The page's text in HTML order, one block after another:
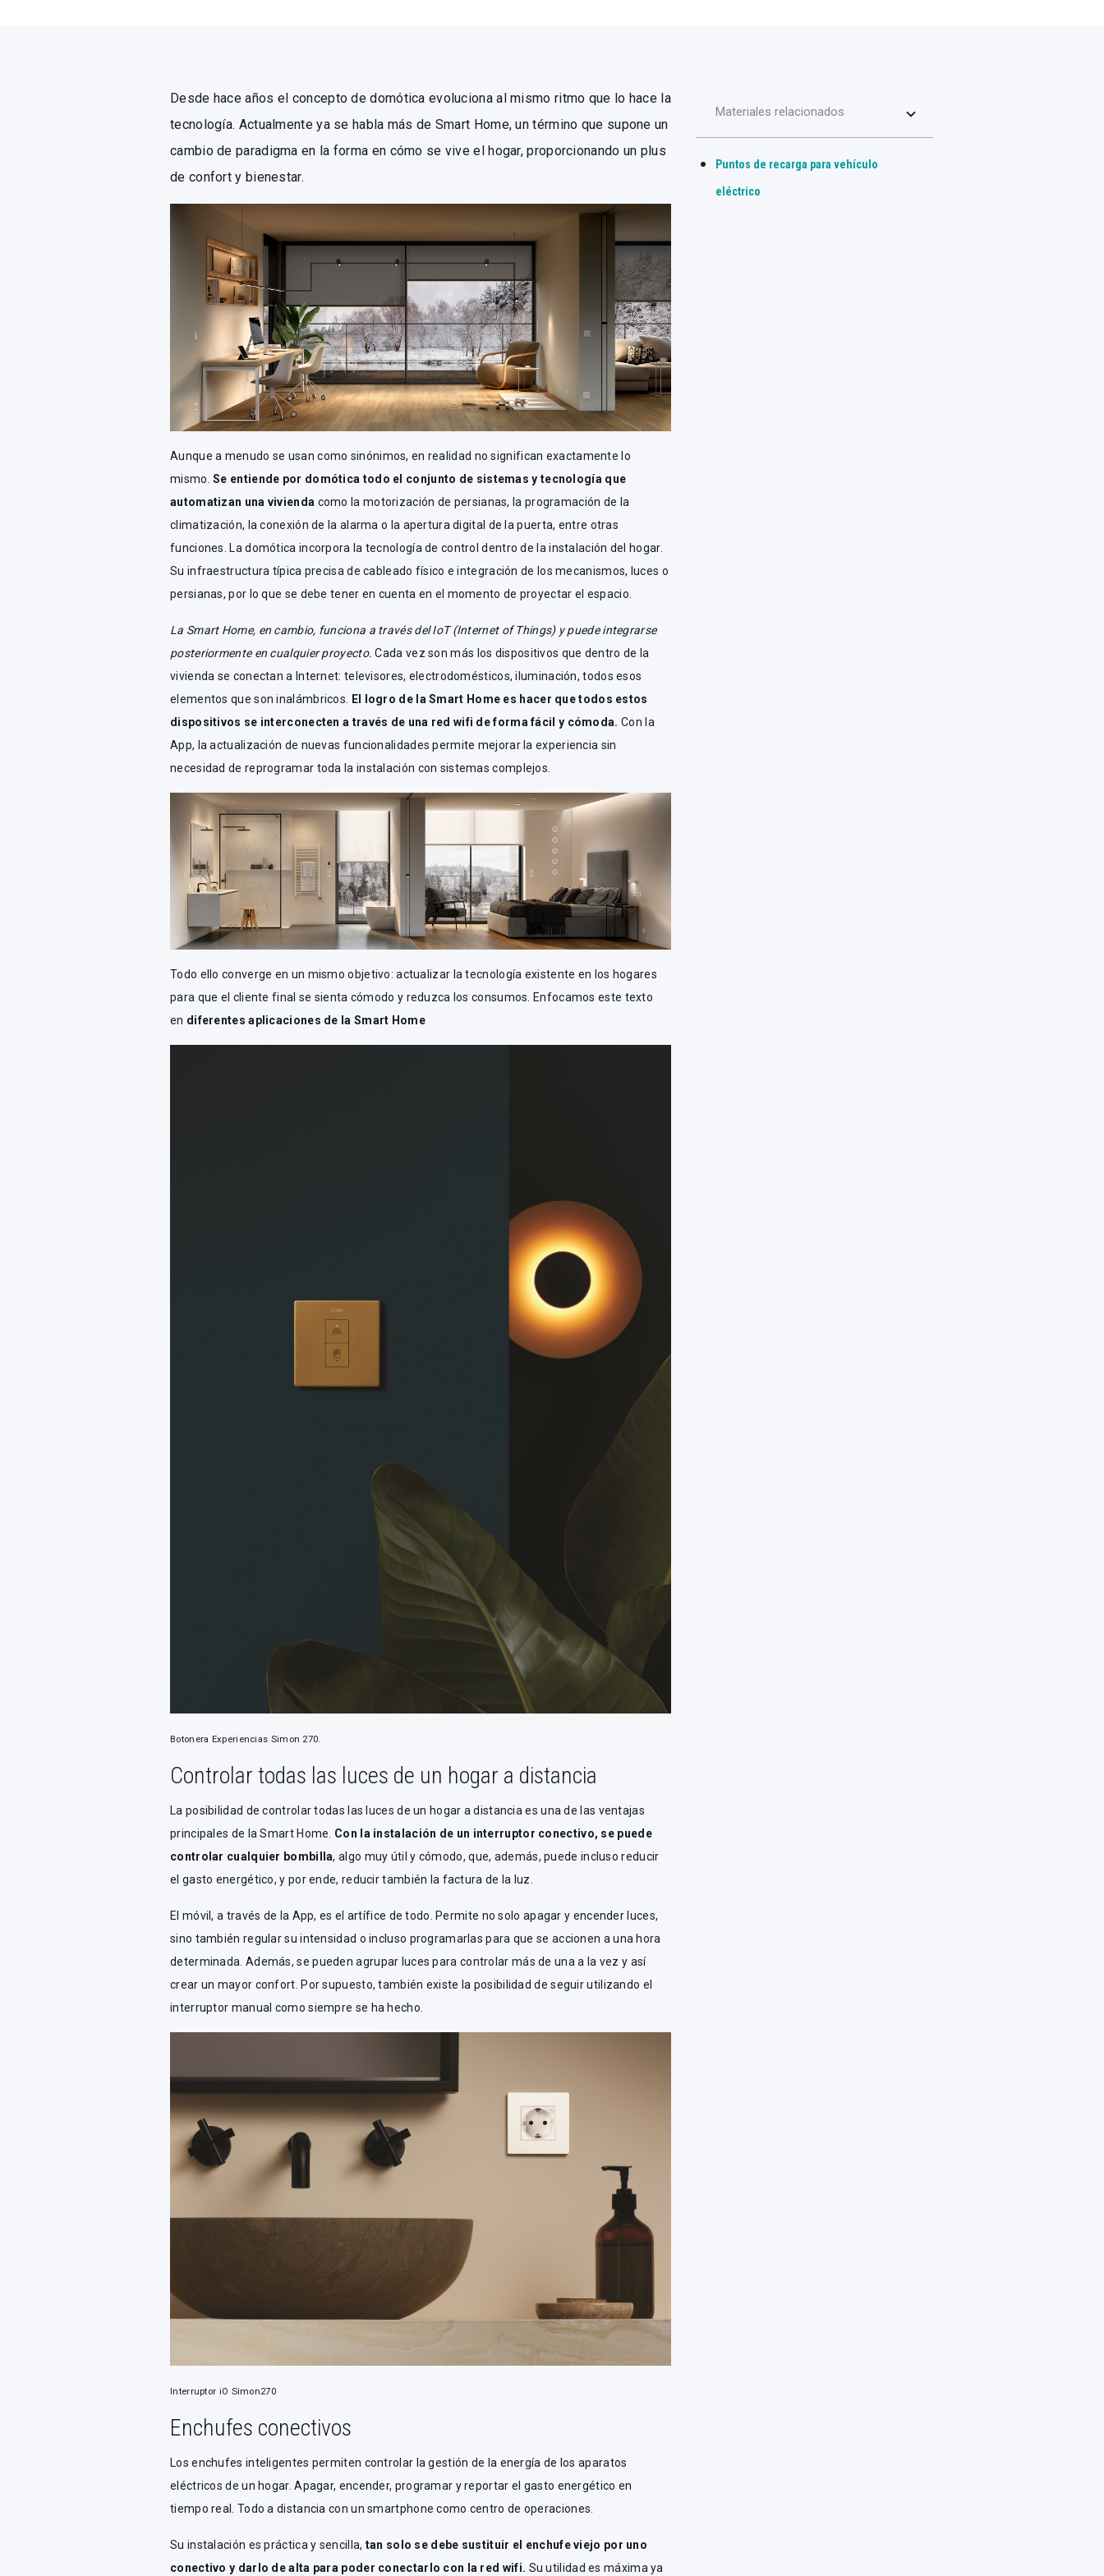
Desde hace años el concepto de domótica evoluciona al mismo ritmo que lo hace la
tecnología. Actualmente ya se habla más de Smart Home, un término que supone un
cambio de paradigma en la forma en cómo se vive el hogar, proporcionando un plus
de confort y bienestar.
Aunque a menudo se usan como sinónimos, en realidad no significan exactamente lo
mismo.Se entiende por domótica todo el conjunto de sistemas y tecnología que
automatizan una vivienda como la motorización de persianas, la programación de la
climatización, la conexión de la alarma o la apertura digital de la puerta, entre otras
funciones. La domótica incorpora la tecnología de control dentro de la instalación del hogar.
Su infraestructura típica precisa de cableado físico e integración de los mecanismos, luces o
persianas, por lo que se debe tener en cuenta en el momento de proyectar el espacio.
La Smart Home, en cambio, funciona a través del IoT (Internet of Things) y puede integrarse
posteriormente en cualquier proyecto. Cada vez son más los dispositivos que dentro de la
vivienda se conectan a Internet: televisores, electrodomésticos, iluminación, todos esos
elementos que son inalámbricos. El logro de la Smart Home es hacer que todos estos
dispositivos se interconecten a través de una red wifi de forma fácil y cómoda. Con la
App, la actualización de nuevas funcionalidades permite mejorar la experiencia sin
necesidad de reprogramar toda la instalación con sistemas complejos.
Todo ello converge en un mismo objetivo: actualizar la tecnología existente en los hogares
para que el cliente final se sienta cómodo y reduzca los consumos. Enfocamos este texto
en diferentes aplicaciones de la Smart Home
Botonera Experiencias Simon 270.
Controlar todas las luces de un hogar a distancia
La posibilidad de controlar todas las luces de un hogar a distancia es una de las ventajas
principales de la Smart Home. Con la instalación de un interruptor conectivo, se puede
controlar cualquier bombilla, algo muy útil y cómodo, que, además, puede incluso reducir
el gasto energético, y por ende, reducir también la factura de la luz.
El móvil, a través de la App, es el artífice de todo. Permite no solo apagar y encender luces,
sino también regular su intensidad o incluso programarlas para que se accionen a una hora
determinada. Además, se pueden agrupar luces para controlar más de una a la vez y así
crear un mayor confort. Por supuesto, también existe la posibilidad de seguir utilizando el
interruptor manual como siempre se ha hecho.
Interruptor iO Simon270
Enchufes conectivos
Los enchufes inteligentes permiten controlar la gestión de la energía de los aparatos
eléctricos de un hogar. Apagar, encender, programar y reportar el gasto energético en
tiempo real. Todo a distancia con un smartphone como centro de operaciones.
Su instalación es práctica y sencilla, tan solo se debe sustituir el enchufe viejo por uno
conectivo y darlo de alta para poder conectarlo con la red wifi. Su utilidad es máxima ya
Materiales relacionados
Puntos de recarga para vehículo
eléctrico